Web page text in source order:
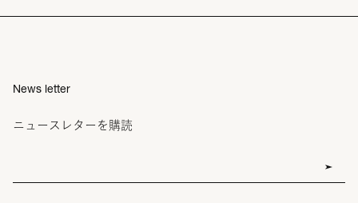
News letter
ニュースレターを購読